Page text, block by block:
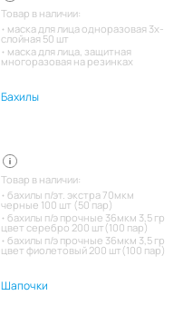
Товар в наличии:
маска для лица одноразовая 3х-
слойная 50 шт
маска для лица, защитная
многоразовая на резинках
Бахилы
Товар в наличии:
бахилы п/эт. экстра 70мкм
черные 100 шт (50 пар)
бахилы п/э прочные 36мкм 3,5 гр
цвет серебро 200 шт(100 пар)
бахилы п/э прочные 36мкм 3,5 гр
цвет фиолетовый 200 шт(100 пар)
Шапочки